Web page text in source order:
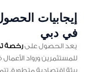
إيجابيات
في دبي
يعد الحصول علىرخصة
للمستثمرين ورواد